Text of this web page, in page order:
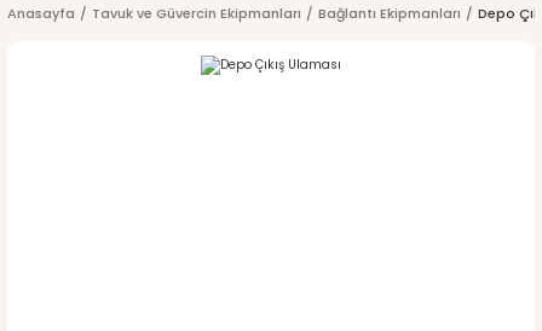
Anasayfa Tavuk ve Güvercin Ekipmanları Bağlantı Ekipmanları Depo